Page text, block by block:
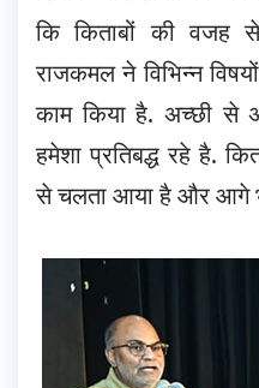
कि किताबों की वजह
राजकमल ने विभिन्न
काम किया है. अच्छी से
हमेशा प्रतिबद्ध रहे है.
से चलता आया है और आगे